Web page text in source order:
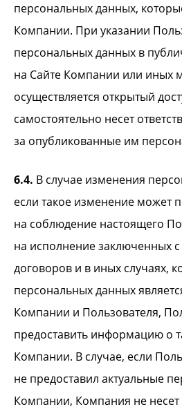
персональных данных,
Компании. При указании
персональных данных в
на Сайте Компании или иных
осуществляется открытый
самостоятельно несет
за опубликованные им
6.4. В случае изменения
если такое изменение может
на соблюдение настоящего
на исполнение заключенных
договоров и в иных случаях,
персональных данных
Компании и Пользователя,
предоставить информацию о
Компании. В случае, если
не предоставил актуальные
Компании, Компания не несет